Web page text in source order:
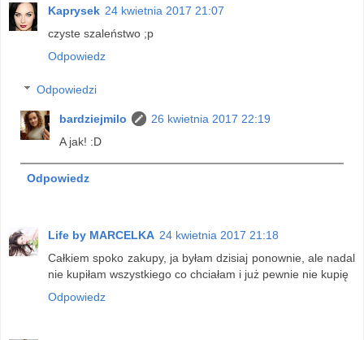
Kaprysek 24 kwietnia 2017 21:07
czyste szaleństwo ;p
Odpowiedz
Odpowiedzi
bardziejmilo
26 kwietnia 2017 22:19
A jak! :D
Odpowiedz
Life by MARCELKA 24 kwietnia 2017 21:18
Całkiem spoko zakupy, ja byłam dzisiaj ponownie, ale nadal
nie kupiłam wszystkiego co chciałam i już pewnie nie kupię
Odpowiedz